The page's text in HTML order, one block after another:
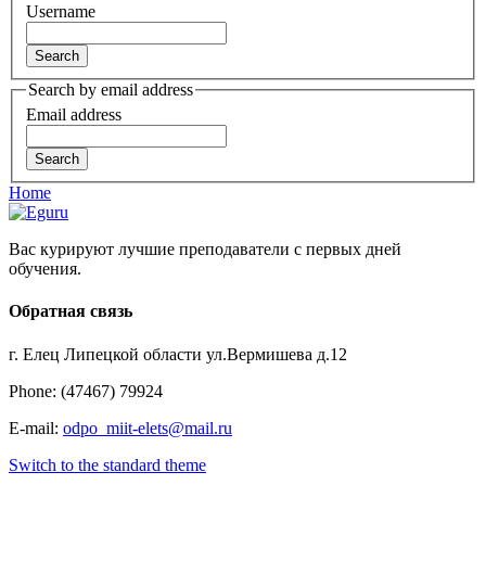
Username
Search by email address
Email address
Home
Вас курируют лучшие преподаватели с первых дней
обучения.
Обратная связь
г. Елец Липецкой области ул.Вермишева д.12
Phone: (47467) 79924
E-mail: odpo_miit-elets@mail.ru
Switch to the standard theme